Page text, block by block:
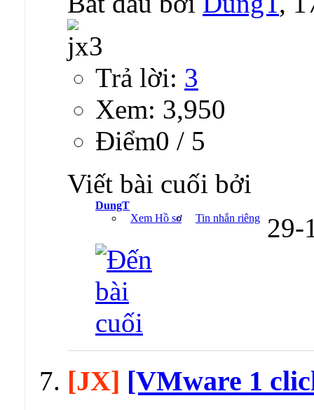
Trả lời: 3
Xem: 3,950
Ðiểm0 / 5
Viết bài cuối bởi
DungT
Xem Hồ sơ
Tin nhắn riêng 29-
[JX] [VMware 1